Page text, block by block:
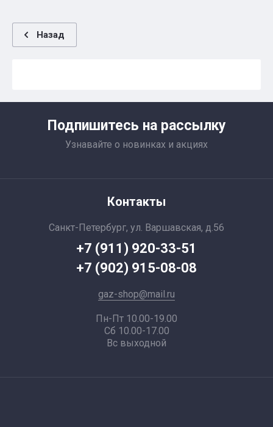
Назад
Подпишитесь на рассылку
Узнавайте о новинках и акциях
Контакты
Санкт-Петербург, ул. Варшавская, д.56
+7 (911) 920-33-51
+7 (902) 915-08-08
gaz-shop@mail.ru
Пн-Пт 10.00-19.00
Сб 10.00-17.00
Вс выходной